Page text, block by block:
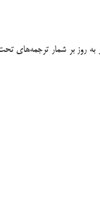
روز بر شمار ترجمه‌هاي